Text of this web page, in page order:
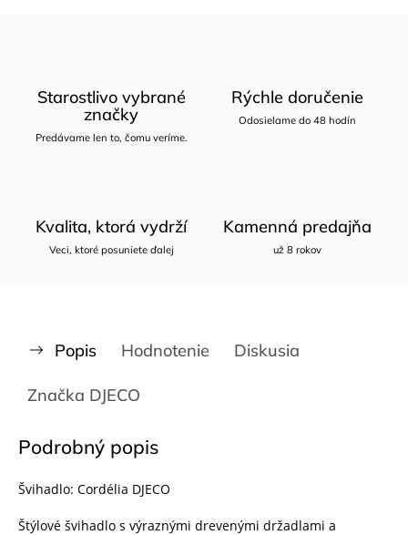
Starostlivo vybrané
značky
Predávame len to, čomu veríme.
Rýchle doručenie
Odosielame do 48 hodín
Kvalita, ktorá vydrží
Veci, ktoré posuniete ďalej
Kamenná predajňa
už 8 rokov
Popis Hodnotenie Diskusia
Značka DJECO
Podrobný popis
Švihadlo: Cordélia DJECO
Štýlové švihadlo s výraznými drevenými držadlami a